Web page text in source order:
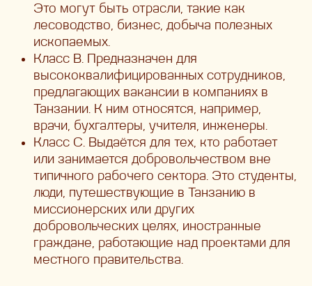
Это могут быть отрасли, такие как
лесоводство, бизнес, добыча полезных
ископаемых.
Класс B. Предназначен для
высококвалифицированных сотрудников,
предлагающих вакансии в компаниях в
Танзании. К ним относятся, например,
врачи, бухгалтеры, учителя, инженеры.
Класс C. Выдаётся для тех, кто работает
или занимается добровольчеством вне
типичного рабочего сектора. Это студенты,
люди, путешествующие в Танзанию в
миссионерских или других
добровольческих целях, иностранные
граждане, работающие над проектами для
местного правительства.